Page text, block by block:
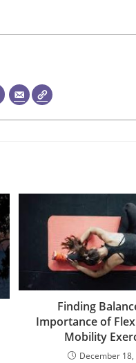
Finding
Importance of
Mobility
December 18,